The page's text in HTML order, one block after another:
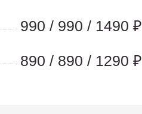
990 / 990 / 1490 ₽
890 / 890 / 1290 ₽